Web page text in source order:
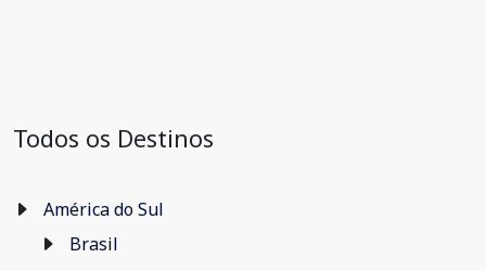
Todos os Destinos
América do Sul
Brasil